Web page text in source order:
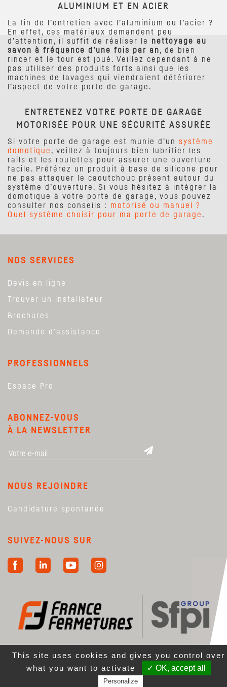
ALUMINIUM ET EN ACIER
La fin de l’entretien avec l’aluminium ou l’acier ?
En effet, ces matériaux demandent peu
d’attention, il suffit de réaliser le nettoyage au
savon à fréquence d’une fois par an, de bien
rincer et le tour est joué. Veillez cependant à ne
pas utiliser des produits forts ainsi que les
machines de lavages qui viendraient détériorer
l’aspect de votre porte de garage.
ENTRETENEZ VOTRE PORTE DE GARAGE
MOTORISÉE POUR UNE SÉCURITÉ ASSURÉE
Si votre porte de garage est munie d’un système
domotique , veillez à toujours bien lubrifier les
rails et les roulettes pour assurer une ouverture
facile. Préférez un produit à base de silicone pour
ne pas attaquer le caoutchouc présent autour du
système d’ouverture. Si vous hésitez à intégrer la
domotique à votre porte de garage, vous pouvez
consulter nos conseils : motorisé ou manuel ?
Quel système choisir pour ma porte de garage .
NOS SERVICES
Devis en ligne
Trouver un installateur
Brochures
Demande d'assistance
PROFESSIONNELS
Espace Pro
ABONNEZ-VOUS
À LA NEWSLETTER
NOUS REJOINDRE
Candidature spontanée
SUIVEZ-NOUS SUR
Plan du site
This site uses cookies and gives you control over
what you want to activate
✓ OK, accept all
Personalize